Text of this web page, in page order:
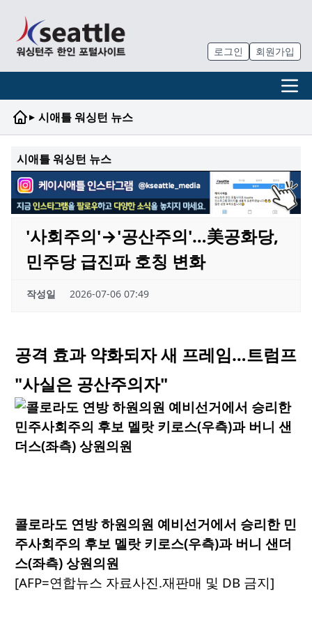
로그인 회원가입
▸ 시애틀 워싱턴 뉴스
시애틀 워싱턴 뉴스
'사회주의'→'공산주의'…美공화당,
민주당 급진파 호칭 변화
작성일 2026-07-06 07:49
공격 효과 약화되자 새 프레임…트럼프
"사실은 공산주의자"
콜로라도 연방 하원의원 예비선거에서 승리한 민
주사회주의 후보 멜랏 키로스(우측)과 버니 샌더
스(좌측) 상원의원
[AFP=연합뉴스 자료사진.재판매 및 DB 금지]